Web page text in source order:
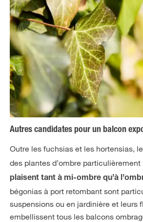
Autres candidates pour un balcon
Outre les fuchsias et les hortensias,
des plantes d’ombre particulièrement
plaisent tant à mi-ombre qu’à
bégonias à port retombant sont
suspensions ou en jardinière et leurs
embellissent tous les balcons